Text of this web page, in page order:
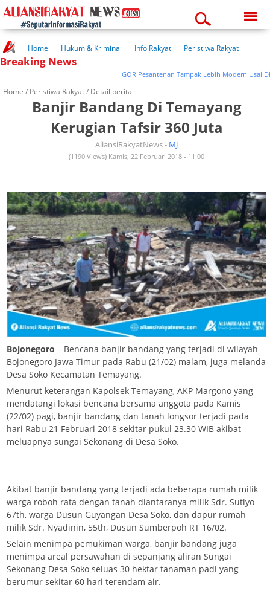
08:21:57 am
Home Hukum & Kriminal Info Rakyat
Peristiwa Rakyat
Kuliner Rakyat
Wisata Rakyat
Breaking News
GOR Pesantenan Tampak Lebih Modern Usai
Home / Peristiwa Rakyat/ Detail berita
Banjir Bandang Di Temayang
Kerugian Tafsir 360 Juta
AliansiRakyatNews - MJ
(1190 Views) Kamis, 22 Februari 2018 - 11:00
Bojonegoro – Bencana banjir bandang yang terjadi di wilayah
Bojonegoro Jawa Timur pada Rabu (21/02) malam, juga melanda
Desa Soko Kecamatan Temayang.
Menurut keterangan Kapolsek Temayang, AKP Margono yang
mendatangi lokasi bencana bersama anggota pada Kamis
(22/02) pagi, banjir bandang dan tanah longsor terjadi pada
hari Rabu 21 Februari 2018 sekitar pukul 23.30 WIB akibat
meluapnya sungai Sekonang di Desa Soko.
Akibat banjir bandang yang terjadi ada beberapa rumah milik
warga roboh rata dengan tanah diantaranya milik Sdr. Sutiyo
67th, warga Dusun Guyangan Desa Soko, dan dapur rumah
milik Sdr. Nyadinin, 55th, Dusun Sumberpoh RT 16/02.
Selain menimpa pemukiman warga, banjir bandang juga
menimpa areal persawahan di sepanjang aliran Sungai
Sekonang Desa Soko seluas 30 hektar tanaman padi yang
berumur sekitar 60 hari terendam air.